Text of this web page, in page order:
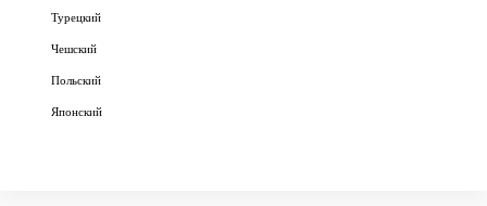
Турецкий
Чешский
Польский
Японский